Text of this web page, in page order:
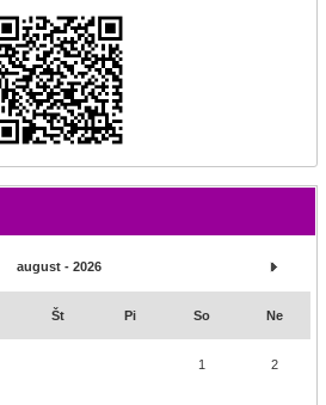
august - 2026
Št Pi So Ne
1 2